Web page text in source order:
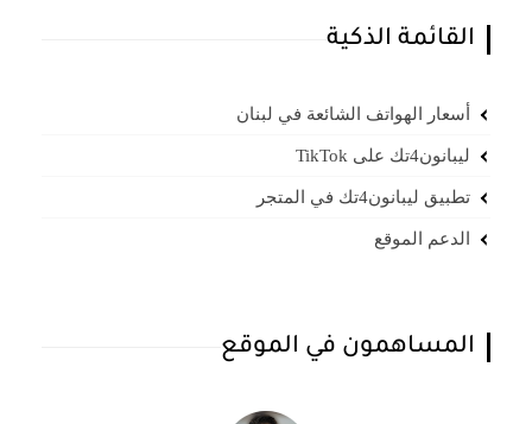
القائمة الذكية
أسعار الهواتف الشائعة في لبنان
ليبانون4تك على TikTok
تطبيق ليبانون4تك في المتجر
الدعم الموقع
المساهمون في الموقع